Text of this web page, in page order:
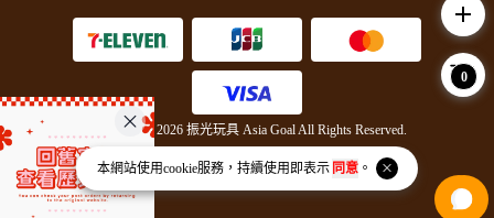
本網站使用cookie服務，持續使用即表示 同意。
Copyright © 2026 振光玩具 Asia Goal All Rights Reserved.
Powered byBVSHOP.
add
0